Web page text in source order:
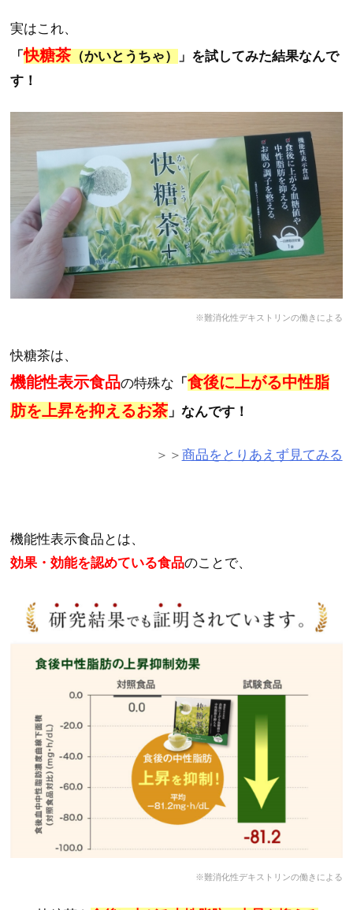
実はこれ、
「快糖茶 （かいとうちゃ） 」 を試してみた結果なんで
す！
※難消化性デキストリンの働きによる
快糖茶は、
機能性表示食品の特殊な 「食後に上がる中性脂
肪を上昇を抑えるお茶 」なんです！
＞＞ 商品をとりあえず見てみる
機能性表示食品とは、
効果・効能を認めている食品のことで、
※難消化性デキストリンの働きによる